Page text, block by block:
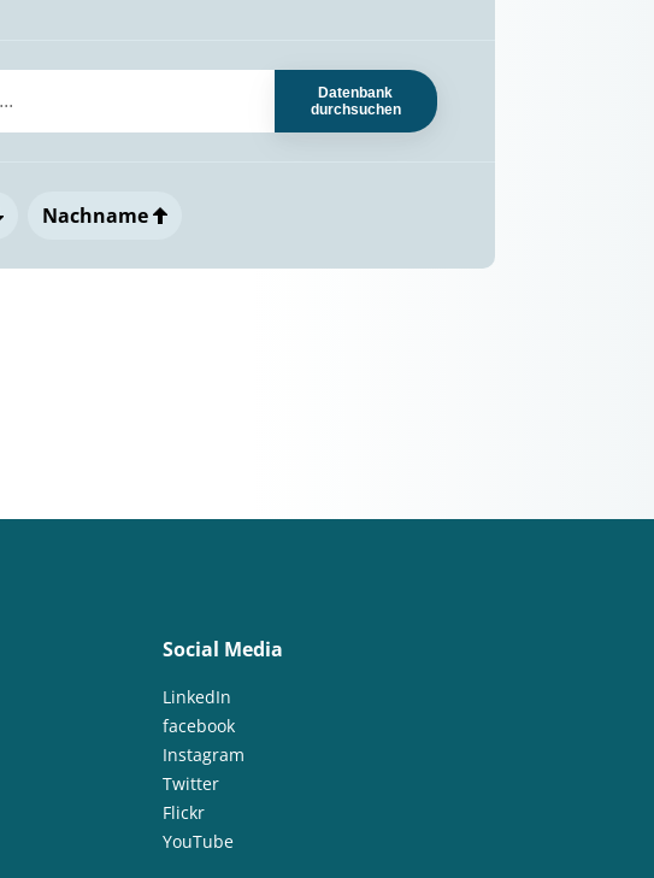
Datenbank
durchsuchen
Nachname
Social Media
LinkedIn
facebook
Instagram
Twitter
Flickr
YouTube